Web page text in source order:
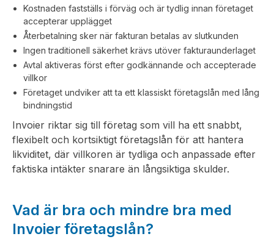
Kostnaden fastställs i förväg och är tydlig innan företaget
accepterar upplägget
Återbetalning sker när fakturan betalas av slutkunden
Ingen traditionell säkerhet krävs utöver fakturaunderlaget
Avtal aktiveras först efter godkännande och accepterade
villkor
Företaget undviker att ta ett klassiskt företagslån med lång
bindningstid
Invoier riktar sig till företag som vill ha ett snabbt,
flexibelt och kortsiktigt företagslån för att hantera
likviditet, där villkoren är tydliga och anpassade efter
faktiska intäkter snarare än långsiktiga skulder.
Vad är bra och mindre bra med
Invoier företagslån?